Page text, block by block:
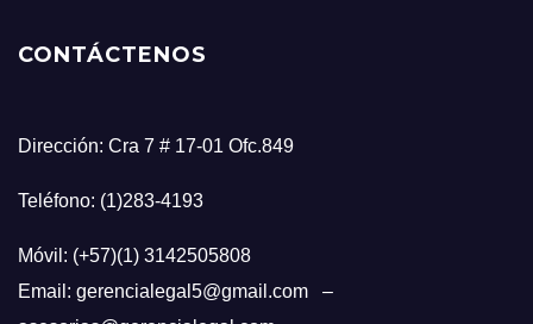
CONTÁCTENOS
Dirección: Cra 7 # 17-01 Ofc.849
Teléfono: (1)283-4193
Móvil: (+57)(1) 3142505808
Email: gerencialegal5@gmail.com –